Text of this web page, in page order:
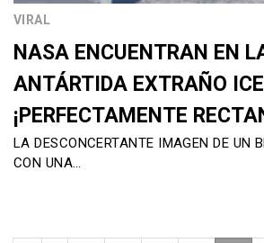
VIRAL
NASA ENCUENTRAN EN
ANTÁRTIDA EXTRAÑO
¡PERFECTAMENTE
LA DESCONCERTANTE IMAGEN DE UN
CON UNA…